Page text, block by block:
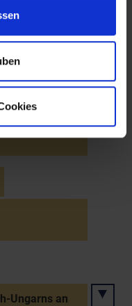
an
und
Ungarns an